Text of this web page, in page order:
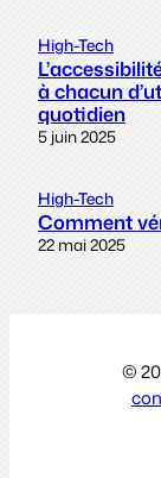
High-Tech
à chacun
quotidien
5 juin 2025
High-Tech
Comment
22 mai 2025
©